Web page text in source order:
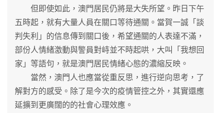
但即使如此，澳門居民仍將是大失所望。昨日下午
五時起，就有大量人員在關口等待通關。當賀一誠「談
判失利」的信息傳到關口後，希望通關的人表達不滿，
部份人情緒激動與警員對峙並不時起哄，大叫「我想回
家」等語句，就是澳門居民情緒心態的濃縮反映。
當然，澳門人也應當從重反思，進行逆向思考，了
解對方的感受。除了是今次的疫情管控之外，其實還應
延擴到更廣闊的的社會心理效應。